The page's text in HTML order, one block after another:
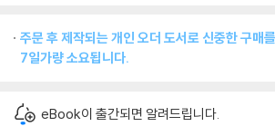
주문 후 제작되는 개인 오더 도서로 신중한 구매
7일가량 소요됩니다.
eBook이 출간되면 알려드립니다.